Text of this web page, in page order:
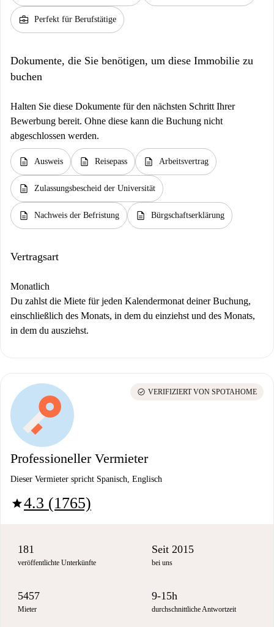
business_center Perfekt für Berufstätige
Dokumente, die Sie benötigen, um diese Immobilie zu
buchen
Halten Sie diese Dokumente für den nächsten Schritt Ihrer
Bewerbung bereit. Ohne diese kann die Buchung nicht
abgeschlossen werden.
description Ausweis description Reisepass description Arbeitsvertrag
description Zulassungsbescheid der Universität
description Nachweis der Befristung description Bürgschaftserklärung
Vertragsart
Monatlich
Du zahlst die Miete für jeden Kalendermonat deiner Buchung,
einschließlich des Monats, in dem du einziehst und des Monats,
in dem du ausziehst.
Professioneller Vermieter
Dieser Vermieter spricht Spanisch, Englisch
star4.3 (1765)
check_circle VERIFIZIERT VON SPOTAHOME
181
veröffentlichte Unterkünfte
Seit 2015
bei uns
5457
Mieter
9-15h
durchschnittliche Antwortzeit